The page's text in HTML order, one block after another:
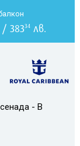
- В
38334 лв.